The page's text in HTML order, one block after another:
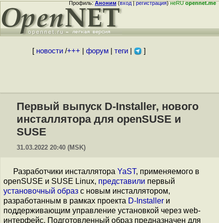
Профиль:Аноним(вход|регистрация)неRUopennet.me
[ новости/+++ форум| теги| ]
Первый выпуск D-Installer, нового
инсталлятора для openSUSE и
SUSE
31.03.2022 20:40 (MSK)
Разработчики инсталлятора YaST, применяемого в
openSUSE и SUSE Linux, представили первый
установочный образ с новым инсталлятором,
разработанным в рамках проекта D-Installer и
поддерживающим управление установкой через web-
интерфейс. Подготовленный образ предназначен для